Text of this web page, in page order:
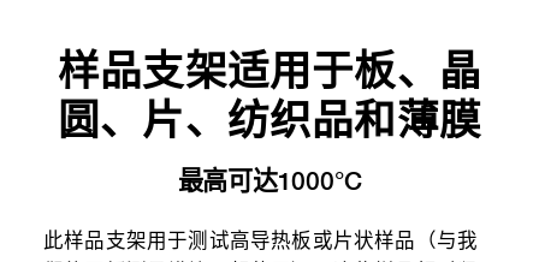
样品支架适用于板、晶
圆、片、纺织品和薄膜
最高可达1000°C
此样品支架用于测试高导热板或片状样品（与我